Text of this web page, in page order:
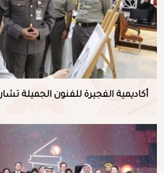
أكاديمية الفجيرة للفنون الجميلة